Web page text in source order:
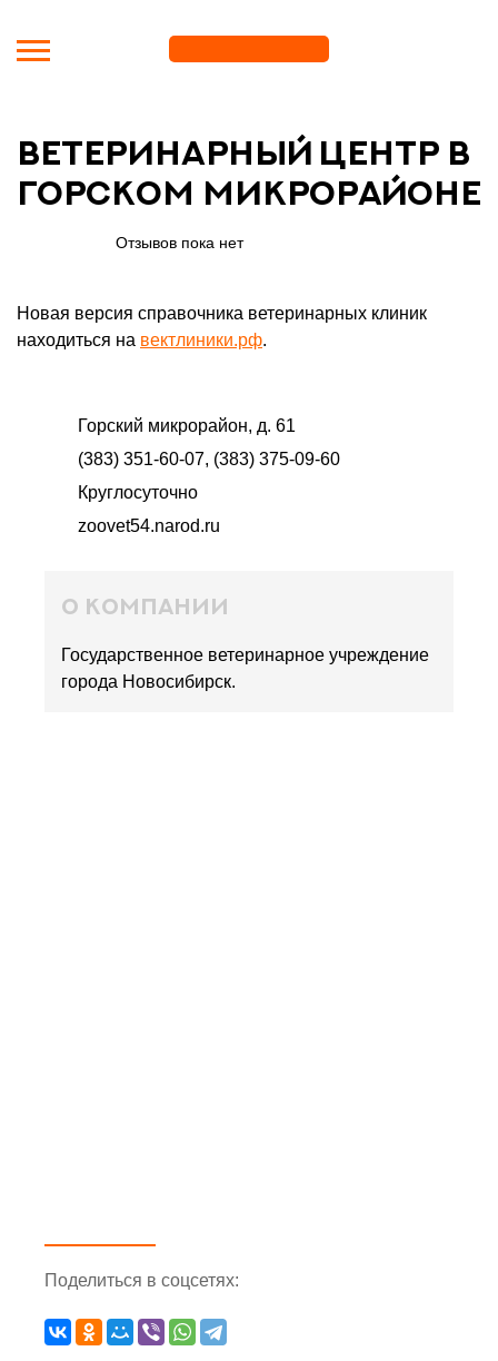
Ветеринарный центр в
Горском микрорайоне
Отзывов пока нет
Новая версия справочника ветеринарных клиник
находиться на вектлиники.рф.
Горский микрорайон, д. 61
(383) 351-60-07, (383) 375-09-60
Круглосуточно
zoovet54.narod.ru
о компании
Государственное ветеринарное учреждение
города Новосибирск.
Поделиться в соцсетях: